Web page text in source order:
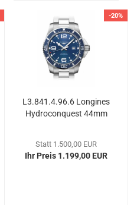
-20%
L3.841.4.96.6 Lon­gi­nes
Hy­dro­con­quest 44mm
Statt 1.500,00 EUR
Ihr Preis 1.199,00 EUR